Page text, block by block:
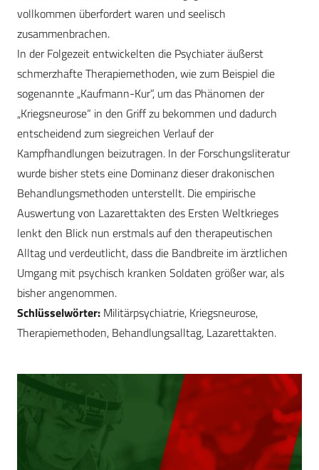
vollkommen überfordert waren und seelisch
zusammenbrachen.
In der Folgezeit entwickelten die Psychiater äußerst
schmerzhafte Therapiemethoden, wie zum Beispiel die
sogenannte „Kaufmann-Kur“, um das Phänomen der
„Kriegsneurose“ in den Griff zu bekommen und dadurch
entscheidend zum siegreichen Verlauf der
Kampfhandlungen beizutragen. In der Forschungsliteratur
wurde bisher stets eine Dominanz dieser drakonischen
Behandlungsmethoden unterstellt. Die empirische
Auswertung von Lazarettakten des Ersten Weltkrieges
lenkt den Blick nun erstmals auf den therapeutischen
Alltag und verdeutlicht, dass die Bandbreite im ärztlichen
Umgang mit psychisch kranken Soldaten größer war, als
bisher angenommen.
Schlüsselwörter: Militärpsychiatrie, Kriegsneurose,
Therapiemethoden, Behandlungsalltag, Lazarettakten.